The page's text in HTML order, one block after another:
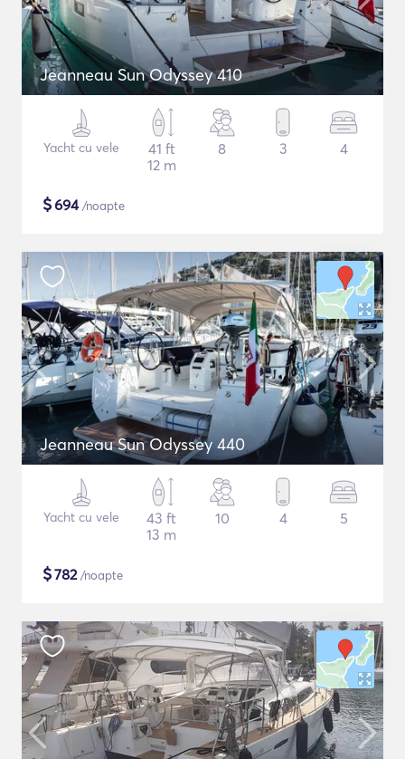
Jeanneau Sun Odyssey 410
Yacht cu vele
41 ft
12 m
8 3 4
$694/noapte
Jeanneau Sun Odyssey 440
Yacht cu vele
43 ft
13 m
10 4 5
$782/noapte